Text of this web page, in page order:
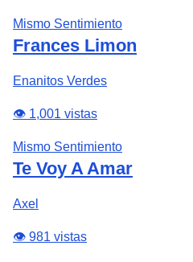
Mismo Sentimiento
Frances Limon
Enanitos Verdes
👁️ 1,001 vistas
Mismo Sentimiento
Te Voy A Amar
Axel
👁️ 981 vistas